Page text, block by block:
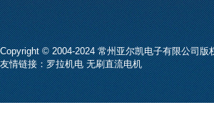
Copyright © 2004-2024 常州亚尔凯电子有限公司版
友情链接：罗拉机电 无刷直流电机